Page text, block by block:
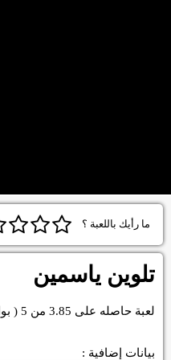
ما رأيك باللعبة ؟
تلوين ياسمين
لعبة حاصله على 3.85 من 5
(
بيانات إضافية :